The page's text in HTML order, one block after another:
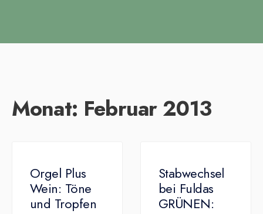
Monat: Februar 2013
Orgel Plus
Wein: Töne
und Tropfen
Stabwechsel
bei Fuldas
GRÜNEN: